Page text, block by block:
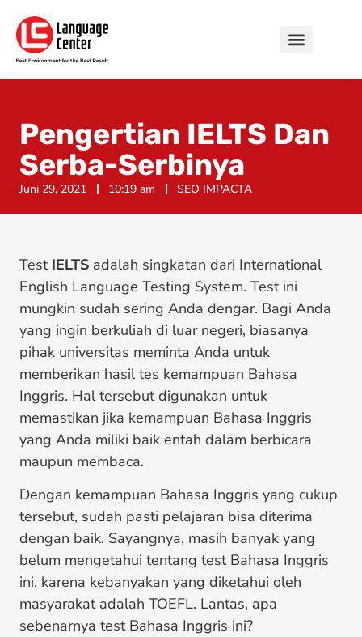
Pengertian IELTS Dan
Serba-Serbinya
Juni 29, 2021 10:19 am SEO IMPACTA
Test IELTS adalah singkatan dari International
English Language Testing System. Test ini
mungkin sudah sering Anda dengar. Bagi Anda
yang ingin berkuliah di luar negeri, biasanya
pihak universitas meminta Anda untuk
memberikan hasil tes kemampuan Bahasa
Inggris. Hal tersebut digunakan untuk
memastikan jika kemampuan Bahasa Inggris
yang Anda miliki baik entah dalam berbicara
maupun membaca.
Dengan kemampuan Bahasa Inggris yang cukup
tersebut, sudah pasti pelajaran bisa diterima
dengan baik. Sayangnya, masih banyak yang
belum mengetahui tentang test Bahasa Inggris
ini, karena kebanyakan yang diketahui oleh
masyarakat adalah TOEFL. Lantas, apa
sebenarnya test Bahasa Inggris ini?